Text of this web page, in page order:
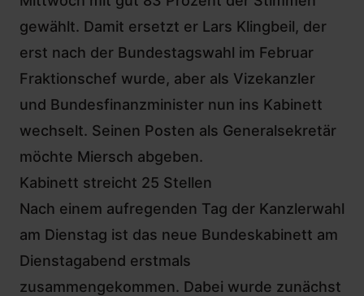
gewählt. Damit ersetzt er Lars Klingbeil, der
erst nach der Bundestagswahl im Februar
Fraktionschef wurde, aber als Vizekanzler
und Bundesfinanzminister nun ins Kabinett
wechselt. Seinen Posten als Generalsekretär
möchte Miersch abgeben.
Kabinett streicht 25 Stellen
Nach einem aufregenden Tag der Kanzlerwahl
am Dienstag ist das neue Bundeskabinett am
Dienstagabend erstmals
zusammengekommen. Dabei wurde zunächst